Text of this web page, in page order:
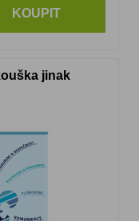
KOUPIT
jinak